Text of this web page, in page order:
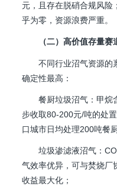
元，且存在脱硝合规风险
乎为零，资源浪费严重。
（二）高价值存量赛
不同行业沼气资源的
确定性最高：
餐厨垃圾沼气：甲烷
步收取80-200元/吨的处
口城市日均处理200吨餐
垃圾渗滤液沼气：
气效率优异，可与焚烧厂
收益最大化；